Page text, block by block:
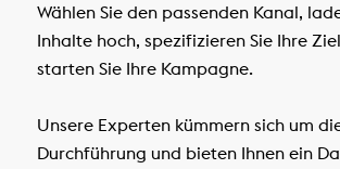
Wählen Sie den passenden Kanal,
Inhalte hoch, spezifizieren Sie Ihre
starten Sie Ihre Kampagne.
Unsere Experten kümmern sich um
Durchführung und bieten Ihnen ein